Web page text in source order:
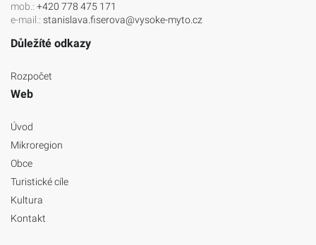
mob.: +420 778 475 171
e-mail.: stanislava.fiserova@vysoke-myto.cz
Důležíté odkazy
Rozpočet
Web
Úvod
Mikroregion
Obce
Turistické cíle
Kultura
Kontakt